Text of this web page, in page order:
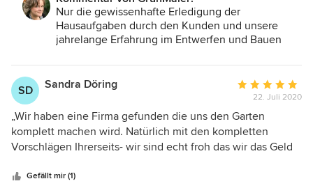
tollen Ideen. Wir sind sehr zufrieden mit dem entworfenen
Gartenkonzept und freuen uns dieses umzusetzen.
Herzlichen Dank an Frau John
Nur die gewissenhafte Erledigung der
Hausaufgaben durch den Kunden und unsere
jahrelange Erfahrung im Entwerfen und Bauen
solch eine Entfernung überhaupt möglich. Und
sie, Familie Lov, haben sich durch ihre Zuarbeit
Vielen Dank Ihr GrünMaler Grit John
SD Sandra Döring
Bewertung:
5
von
5
22. Juli 2020
„Wir haben eine Firma gefunden die uns den Garten
komplett machen wird. Natürlich mit den kompletten
Vorschlägen Ihrerseits- wir sind echt froh das wir das Geld
schon darauf im nächsten Sommer unseren tollen Garten
Gefällt mir (1)